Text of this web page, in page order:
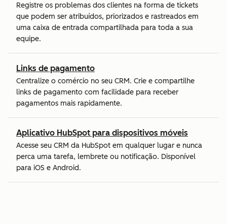
Registre os problemas dos clientes na forma de tickets
que podem ser atribuídos, priorizados e rastreados em
uma caixa de entrada compartilhada para toda a sua
equipe.
Links de pagamento
Centralize o comércio no seu CRM. Crie e compartilhe
links de pagamento com facilidade para receber
pagamentos mais rapidamente.
Aplicativo HubSpot para dispositivos móveis
Acesse seu CRM da HubSpot em qualquer lugar e nunca
perca uma tarefa, lembrete ou notificação. Disponível
para iOS e Android.